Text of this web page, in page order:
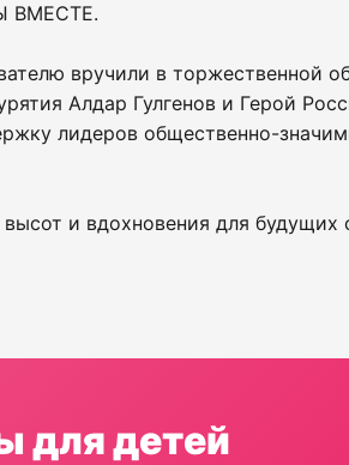
ВМЕСТЕ.
вручили в торжественной
Алдар Гулгенов и Герой
лидеров общественно-
и вдохновения для будущих
для детей